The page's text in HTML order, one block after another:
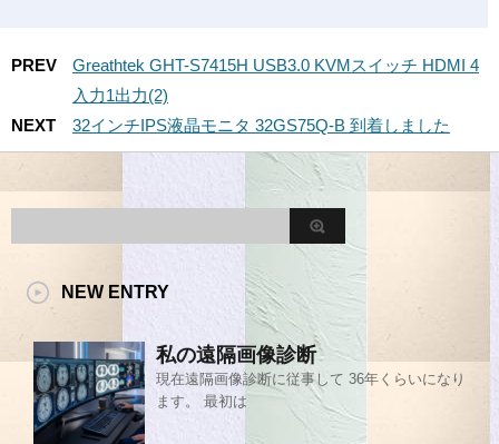
PREV
Greathtek GHT-S7415H USB3.0 KVMスイッチ HDMI 4
入力1出力(2)
NEXT
32インチIPS液晶モニタ 32GS75Q-B 到着しました
NEW ENTRY
私の遠隔画像診断
現在遠隔画像診断に従事して 36年くらいになり
ます。 最初は